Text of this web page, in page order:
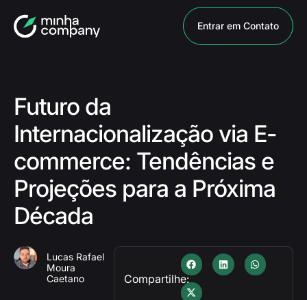
Entrar em Contato
Futuro da
Internacionalização via E-
commerce: Tendências e
Projeções para a Próxima
Década
Lucas Rafael
Moura
Caetano
Compartilhe: